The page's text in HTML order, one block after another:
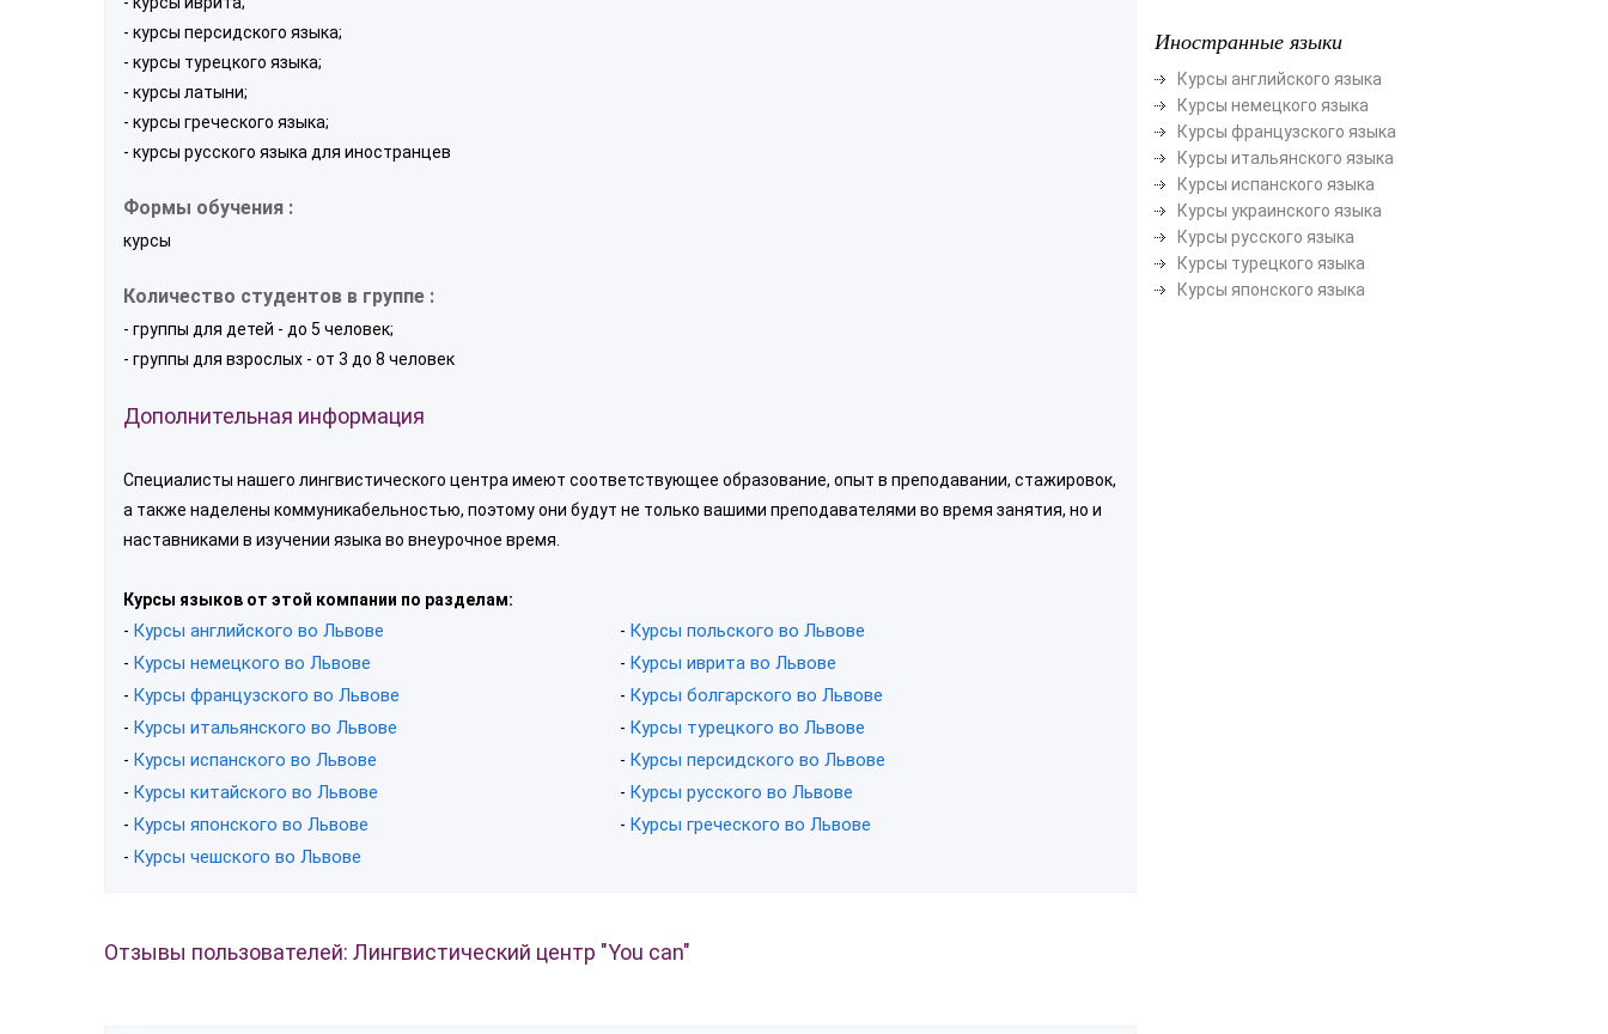
- курсы персидского языка;
- курсы турецкого языка;
- курсы латыни;
- курсы греческого языка;
- курсы русского языка для иностранцев
Формы обучения :
курсы
Количество студентов в группе :
- группы для детей - до 5 человек;
- группы для взрослых - от 3 до 8 человек
Дополнительная информация
Специалисты нашего лингвистического центра имеют соответствующее образование, опыт в преподавании, стажировок,
а также наделены коммуникабельностью, поэтому они будут не только вашими преподавателями во время занятия, но и
наставниками в изучении языка во внеурочное время.
Курсы языков от этой компании по разделам:
- Курсы английского во Львове
- Курсы немецкого во Львове
- Курсы французского во Львове
- Курсы итальянского во Львове
- Курсы испанского во Львове
- Курсы китайского во Львове
- Курсы японского во Львове
- Курсы чешского во Львове
- Курсы польского во Львове
- Курсы иврита во Львове
- Курсы болгарского во Львове
- Курсы турецкого во Львове
- Курсы персидского во Львове
- Курсы русского во Львове
- Курсы греческого во Львове
Отзывы пользователей: Лингвистический центр "You can"
Иностранные языки
Курсы английского языка
Курсы немецкого языка
Курсы французского языка
Курсы итальянского языка
Курсы испанского языка
Курсы украинского языка
Курсы русского языка
Курсы турецкого языка
Курсы японского языка